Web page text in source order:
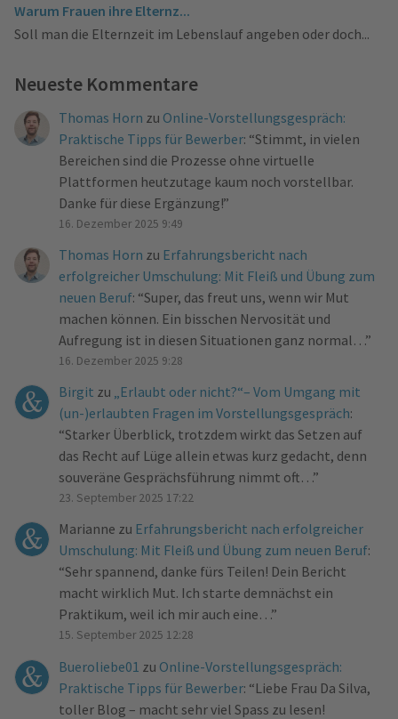
Warum Frauen ihre Elternz...
Soll man die Elternzeit im Lebenslauf angeben oder doch...
Neueste Kommentare
Thomas Horn zu Online-Vorstellungsgespräch:
Praktische Tipps für Bewerber: “Stimmt, in vielen
Bereichen sind die Prozesse ohne virtuelle
Plattformen heutzutage kaum noch vorstellbar.
Danke für diese Ergänzung!”
16. Dezember 2025 9:49
Thomas Horn zu Erfahrungsbericht nach
erfolgreicher Umschulung: Mit Fleiß und Übung zum
neuen Beruf: “Super, das freut uns, wenn wir Mut
machen können. Ein bisschen Nervosität und
Aufregung ist in diesen Situationen ganz normal… ”
16. Dezember 2025 9:28
Birgit zu „Erlaubt oder nicht?“– Vom Umgang mit
(un-)erlaubten Fragen im Vorstellungsgespräch:
“Starker Überblick, trotzdem wirkt das Setzen auf
das Recht auf Lüge allein etwas kurz gedacht, denn
souveräne Gesprächsführung nimmt oft… ”
23. September 2025 17:22
Marianne zu Erfahrungsbericht nach erfolgreicher
Umschulung: Mit Fleiß und Übung zum neuen Beruf:
“Sehr spannend, danke fürs Teilen! Dein Bericht
macht wirklich Mut. Ich starte demnächst ein
Praktikum, weil ich mir auch eine… ”
15. September 2025 12:28
Bueroliebe01 zu Online-Vorstellungsgespräch:
Praktische Tipps für Bewerber: “Liebe Frau Da Silva,
toller Blog – macht sehr viel Spass zu lesen!